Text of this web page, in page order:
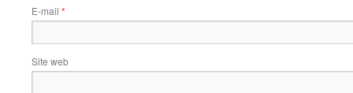
E-mail *
Site web